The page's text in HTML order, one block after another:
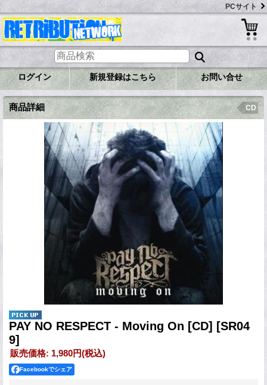
PCサイト
ログイン 新規登録はこちら お問い合せ
商品詳細 CD
PAY NO RESPECT - Moving On [CD] [SR04
9]
販売価格: 1,980円(税込)
Facebookでシェア